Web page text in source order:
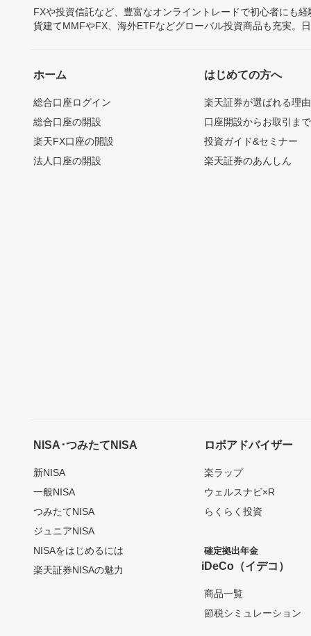
FXや投資信託など、豊富なオンライントレードで初心者にも
貨建てMMFやFX、海外ETFなどグローバル投資商品も充実。
ホーム
総合口座ログイン
総合口座の開設
楽天FX口座の開設
法人口座の開設
はじめての方へ
楽天証券が選ばれる理由
口座開設からお取引ま
投資ガイド&セミナー
楽天証券のあんしん
NISA･つみたてNISA
新NISA
一般NISA
つみたてNISA
ジュニアNISA
NISAをはじめるには
楽天証券NISAの魅力
ロボアドバイザー
楽ラップ
ウェルスナビ×R
らくらく投資
確定拠出年金
iDeCo（イデコ）
商品一覧
節税シミュレーション